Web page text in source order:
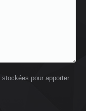
pour apporter